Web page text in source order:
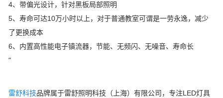
4、带偏光设计，针对黑板局部照明
5、寿命可达10万小时以上，对于普通教室可谓是一劳永逸，减少
了更换成本
6、内置高性能电子镇流器，节能、无频闪、无噪音、寿命长
"
雷舒科技品牌属于雷舒照明科技（上海）有限公司，专注LED灯具